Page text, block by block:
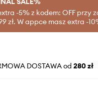
-5% z kodem: OFF przy
zł. W appce masz extra -
DOSTAWA od 280 zł